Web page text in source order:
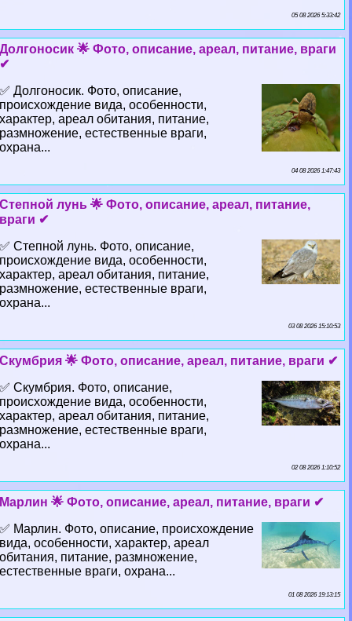
05 08 2026 5:33:42
Долгоносик 🌟 Фото, описание, ареал, питание, враги
✔
✅ Долгоносик. Фото, описание,
происхождение вида, особенности,
хаpaктер, ареал обитания, питание,
размножение, естественные враги,
охрана...
04 08 2026 1:47:43
Степной лунь 🌟 Фото, описание, ареал, питание,
враги ✔
✅ Степной лунь. Фото, описание,
происхождение вида, особенности,
хаpaктер, ареал обитания, питание,
размножение, естественные враги,
охрана...
03 08 2026 15:10:53
Скумбрия 🌟 Фото, описание, ареал, питание, враги ✔
✅ Скумбрия. Фото, описание,
происхождение вида, особенности,
хаpaктер, ареал обитания, питание,
размножение, естественные враги,
охрана...
02 08 2026 1:10:52
Марлин 🌟 Фото, описание, ареал, питание, враги ✔
✅ Марлин. Фото, описание, происхождение
вида, особенности, хаpaктер, ареал
обитания, питание, размножение,
естественные враги, охрана...
01 08 2026 19:13:15